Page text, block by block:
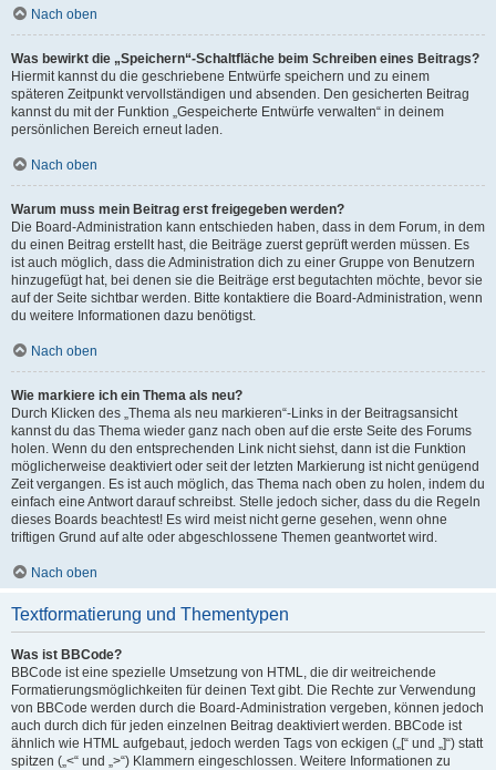
Nach oben
Was bewirkt die „Speichern“-Schaltfläche beim Schreiben eines Beitrags?
Hiermit kannst du die geschriebene Entwürfe speichern und zu einem
späteren Zeitpunkt vervollständigen und absenden. Den gesicherten Beitrag
kannst du mit der Funktion „Gespeicherte Entwürfe verwalten“ in deinem
persönlichen Bereich erneut laden.
Nach oben
Warum muss mein Beitrag erst freigegeben werden?
Die Board-Administration kann entschieden haben, dass in dem Forum, in dem
du einen Beitrag erstellt hast, die Beiträge zuerst geprüft werden müssen. Es
ist auch möglich, dass die Administration dich zu einer Gruppe von Benutzern
hinzugefügt hat, bei denen sie die Beiträge erst begutachten möchte, bevor sie
auf der Seite sichtbar werden. Bitte kontaktiere die Board-Administration, wenn
du weitere Informationen dazu benötigst.
Nach oben
Wie markiere ich ein Thema als neu?
Durch Klicken des „Thema als neu markieren“-Links in der Beitragsansicht
kannst du das Thema wieder ganz nach oben auf die erste Seite des Forums
holen. Wenn du den entsprechenden Link nicht siehst, dann ist die Funktion
möglicherweise deaktiviert oder seit der letzten Markierung ist nicht genügend
Zeit vergangen. Es ist auch möglich, das Thema nach oben zu holen, indem du
einfach eine Antwort darauf schreibst. Stelle jedoch sicher, dass du die Regeln
dieses Boards beachtest! Es wird meist nicht gerne gesehen, wenn ohne
triftigen Grund auf alte oder abgeschlossene Themen geantwortet wird.
Nach oben
Textformatierung und Thementypen
Was ist BBCode?
BBCode ist eine spezielle Umsetzung von HTML, die dir weitreichende
Formatierungsmöglichkeiten für deinen Text gibt. Die Rechte zur Verwendung
von BBCode werden durch die Board-Administration vergeben, können jedoch
auch durch dich für jeden einzelnen Beitrag deaktiviert werden. BBCode ist
ähnlich wie HTML aufgebaut, jedoch werden Tags von eckigen („[“ und „]“) statt
spitzen („<“ und „>“) Klammern eingeschlossen. Weitere Informationen zu